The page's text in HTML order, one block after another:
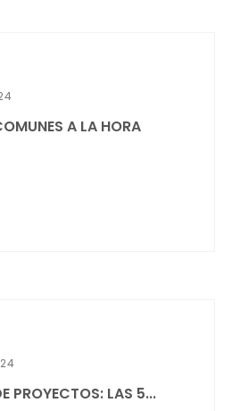
A LA HORA
PROYECTOS: LAS 5...